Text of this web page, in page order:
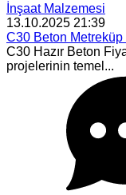
İnşaat Malzemesi
13.10.2025 21:39
C30 Beton Metreküp
C30 Hazır Beton
projelerinin temel...